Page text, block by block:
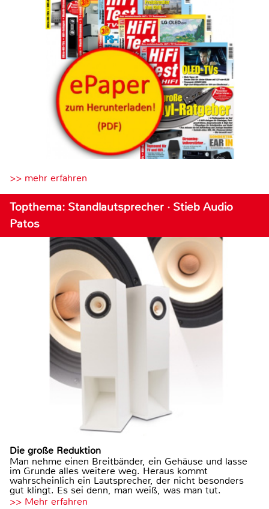
>> mehr erfahren
Topthema: Standlautsprecher · Stieb Audio
Patos
Die große Reduktion
Man nehme einen Breitbänder, ein Gehäuse und lasse
im Grunde alles weitere weg. Heraus kommt
wahrscheinlich ein Lautsprecher, der nicht besonders
gut klingt. Es sei denn, man weiß, was man tut.
>> Mehr erfahren